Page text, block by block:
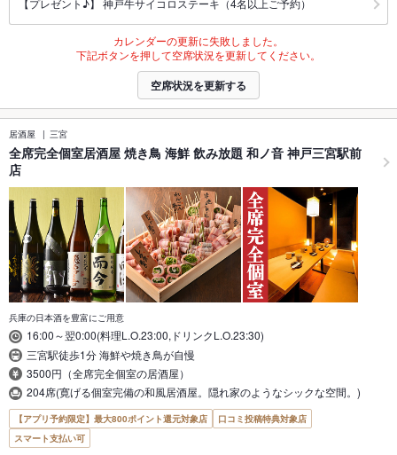
【プレゼント♪】 神戸牛サイコロステーキ（4名以上ご予約）
カレンダーの更新に失敗しました。
下記ボタンを押して空席状況を更新してください。
空席状況を更新する
居酒屋 三宮
全席完全個室居酒屋 焼き鳥 海鮮 飲み放題 和ノ音 神戸三宮駅前
店
兵庫の日本酒を豊富にご用意
16:00～翌0:00(料理L.O.23:00,ドリンクL.O.23:30)
三宮駅徒歩1分 海鮮や焼き鳥が自慢
3500円（全席完全個室の居酒屋）
204席(寛げる個室完備の和風居酒屋。隠れ家のようなシックな空間。)
【アプリ予約限定】最大800ポイント還元対象店
口コミ投稿特典対象店
スマート支払い可